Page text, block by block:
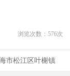
浏览次数： 576次
海市松江区叶榭镇